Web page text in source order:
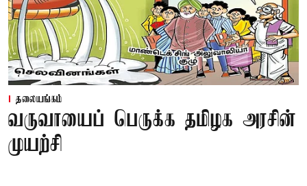
தலையங்கம்
வருவாயைப் பெருக்க தமிழக அரசின்
முயற்சி